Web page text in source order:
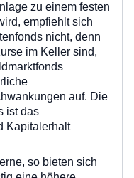
zu einem festen
empfiehlt sich
nicht, denn
im Keller sind,
auf. Die
ist das
Kapitalerhalt
so bieten sich